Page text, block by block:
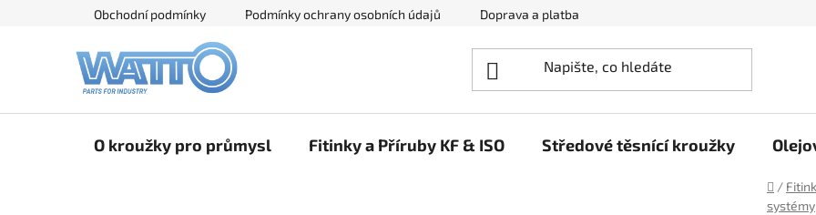
Obchodní podmínky Podmínky ochrany osobních údajů Doprava a platba
O kroužky pro průmysl Fitinky a Příruby KF & ISO Středové těsnící kroužky
Domů
/
systémy